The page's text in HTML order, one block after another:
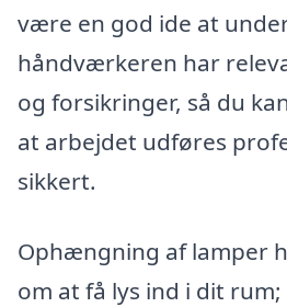
være en god ide at
håndværkeren har
og forsikringer, så du
at arbejdet udføres
sikkert.
Ophængning af lamper
om at få lys ind i dit